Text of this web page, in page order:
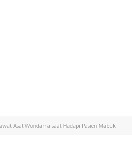
Asal Wondama saat Hadapi Pasien Mabuk